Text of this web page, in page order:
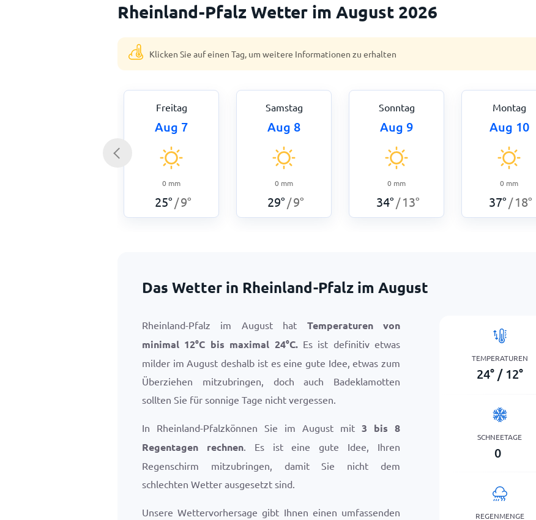
Rheinland-Pfalz Wetter im August 2026
Klicken Sie auf einen Tag, um weitere Informationen zu erhalten
Freitag
Aug 7
0 mm
25° /9°
Samstag
Aug 8
0 mm
29° /9°
Sonntag
Aug 9
0 mm
34° / 13°
Montag
Aug 10
0 mm
37° / 18°
Das Wetter in Rheinland-Pfalz im August
Rheinland-Pfalz im August hat Temperaturen von
minimal 12°C bis maximal 24°C.Es ist definitiv etwas
milder im August deshalb ist es eine gute Idee, etwas zum
Überziehen mitzubringen, doch auch Badeklamotten
sollten Sie für sonnige Tage nicht vergessen.
In Rheinland-Pfalzkönnen Sie im August mit3 bis 8
Regentagen rechnen. Es ist eine gute Idee, Ihren
Regenschirm mitzubringen, damit Sie nicht dem
schlechten Wetter ausgesetzt sind.
Unsere Wettervorhersage gibt Ihnen einen umfassenden
TEMPERATUREN
24° / 12°
SCHNEETAGE
0
REGENMENGE